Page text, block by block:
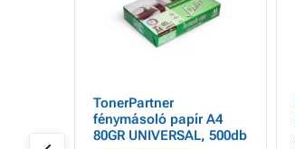
TonerPartner
fénymásoló papír A4
80GR UNIVERSAL, 500db